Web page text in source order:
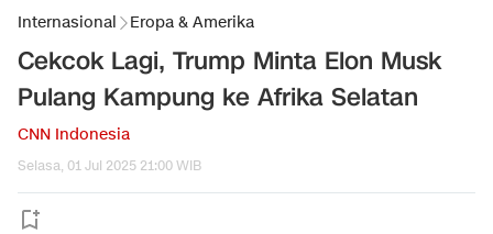
Internasional Eropa & Amerika
Cekcok Lagi, Trump Minta Elon Musk
Pulang Kampung ke Afrika Selatan
CNN Indonesia
Selasa, 01 Jul 2025 21:00 WIB